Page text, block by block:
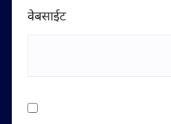
वेबसाईट